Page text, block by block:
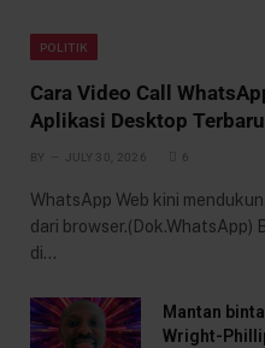
POLITIK
Cara Video Call
Aplikasi Desktop
BY JULY 30, 2026 6
WhatsApp Web kini
dari browser.(Dok.WhatsApp)
di…
Mantan
Wright-